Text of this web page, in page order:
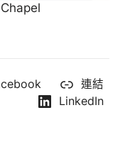
連結
LinkedIn